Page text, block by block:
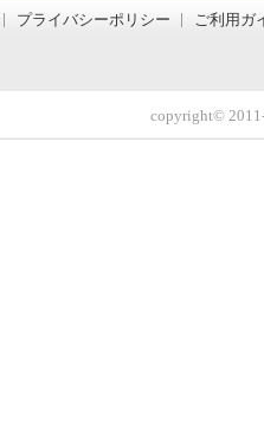
プライバシーポリシー
ご利用ガ
copyright©